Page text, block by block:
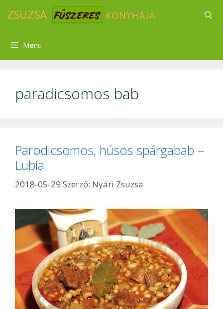
Menu
paradicsomos bab
Parodicsomos, húsos spárgabab –
Lubia
2018-05-29 Szerző: Nyári Zsuzsa